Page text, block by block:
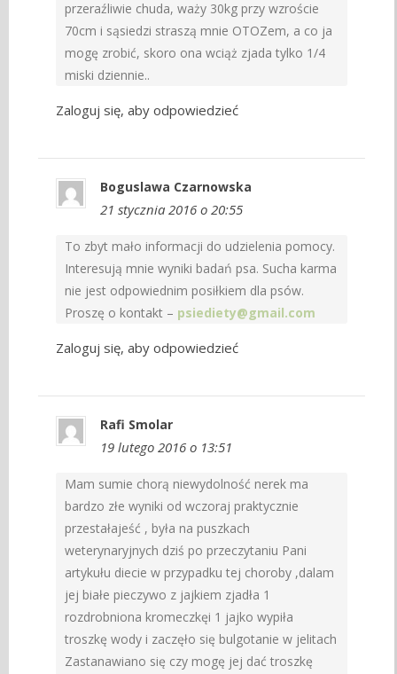
przeraźliwie chuda, waży 30kg przy wzroście
70cm i sąsiedzi straszą mnie OTOZem, a co ja
mogę zrobić, skoro ona wciąż zjada tylko 1/4
miski dziennie..
Zaloguj się, aby odpowiedzieć
Boguslawa Czarnowska
21 stycznia 2016 o 20:55
To zbyt mało informacji do udzielenia pomocy.
Interesują mnie wyniki badań psa. Sucha karma
nie jest odpowiednim posiłkiem dla psów.
Proszę o kontakt – psiediety@gmail.com
Zaloguj się, aby odpowiedzieć
Rafi Smolar
19 lutego 2016 o 13:51
Mam sumie chorą niewydolność nerek ma
bardzo złe wyniki od wczoraj praktycznie
przestałajeść , była na puszkach
weterynaryjnych dziś po przeczytaniu Pani
artykułu diecie w przypadku tej choroby ,dalam
jej białe pieczywo z jajkiem zjadła 1
rozdrobniona kromeczkęi 1 jajko wypiła
troszkę wody i zaczęło się bulgotanie w jelitach
Zastanawiano się czy mogę jej dać troszkę